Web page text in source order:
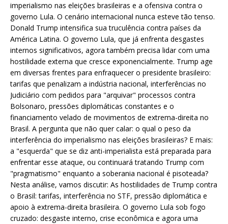
imperialismo nas eleições brasileiras e a ofensiva contra o
governo Lula. O cenário internacional nunca esteve tão tenso.
Donald Trump intensifica sua truculência contra países da
América Latina. O governo Lula, que já enfrenta desgastes
internos significativos, agora também precisa lidar com uma
hostilidade externa que cresce exponencialmente. Trump age
em diversas frentes para enfraquecer o presidente brasileiro:
tarifas que penalizam a indústria nacional, interferências no
Judiciário com pedidos para "arquivar" processos contra
Bolsonaro, pressões diplomáticas constantes e o
financiamento velado de movimentos de extrema-direita no
Brasil. A pergunta que não quer calar: o qual o peso da
interferência do imperialismo nas eleições brasileiras? E mais:
a "esquerda" que se diz anti-imperialista está preparada para
enfrentar esse ataque, ou continuará tratando Trump com
"pragmatismo" enquanto a soberania nacional é pisoteada?
Nesta análise, vamos discutir: As hostilidades de Trump contra
o Brasil: tarifas, interferência no STF, pressão diplomática e
apoio à extrema-direita brasileira. O governo Lula sob fogo
cruzado: desgaste interno, crise econômica e agora uma